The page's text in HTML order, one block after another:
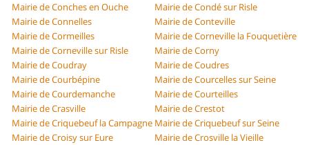
Mairie de Conches en Ouche
Mairie de Condé sur Risle
Mairie de Connelles
Mairie de Conteville
Mairie de Cormeilles
Mairie de Corneville la Fouquetière
Mairie de Corneville sur Risle
Mairie de Corny
Mairie de Coudray
Mairie de Coudres
Mairie de Courbépine
Mairie de Courcelles sur Seine
Mairie de Courdemanche
Mairie de Courteilles
Mairie de Crasville
Mairie de Crestot
Mairie de Criquebeuf la Campagne Mairie de Criquebeuf sur Seine
Mairie de Croisy sur Eure
Mairie de Crosville la Vieille